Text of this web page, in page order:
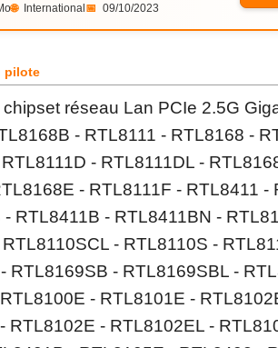
🌐 International 📅 09/10/2023
pilote
réseau Lan PCIe 2.5G
- RTL8111 - RTL8168 -
- RTL8111DL -
- RTL8111F - RTL8411 -
- RTL8411B - RTL8411BN -
- RTL8110S -
RTL8169SB - RTL8169SBL -
- RTL8101E -
RTL8102E - RTL8102EL -